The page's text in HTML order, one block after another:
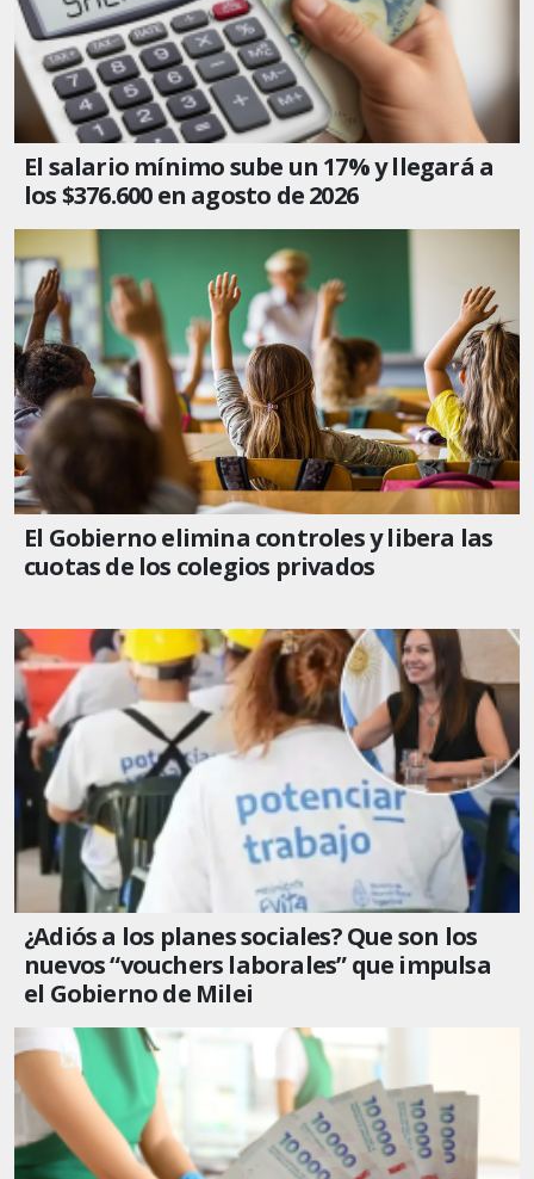
El salario mínimo sube un 17% y llegará a
los $376.600 en agosto de 2026
El Gobierno elimina controles y libera las
cuotas de los colegios privados
¿Adiós a los planes sociales? Que son los
nuevos “vouchers laborales” que impulsa
el Gobierno de Milei